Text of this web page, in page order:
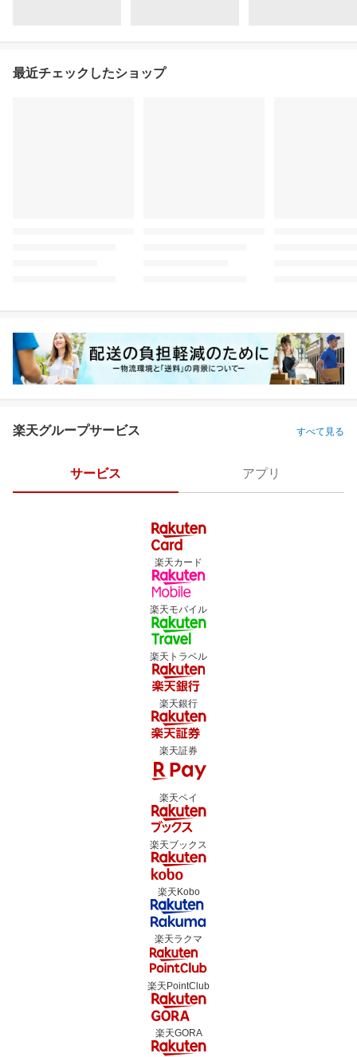
最近チェックしたショップ
楽天グループサービス すべて見る
サービス アプリ
楽天カード
楽天モバイル
楽天トラベル
楽天銀行
楽天証券
楽天ペイ
楽天ブックス
楽天Kobo
楽天ラクマ
楽天PointClub
楽天GORA